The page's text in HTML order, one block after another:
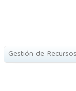
Gestión de Recursos